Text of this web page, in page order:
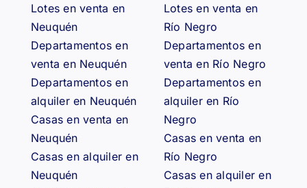
Lotes en venta en
Neuquén
Departamentos en
venta en Neuquén
Departamentos en
alquiler en Neuquén
Casas en venta en
Neuquén
Casas en alquiler en
Neuquén
Lotes en venta en
Río Negro
Departamentos en
venta en Río Negro
Departamentos en
alquiler en Río
Negro
Casas en venta en
Río Negro
Casas en alquiler en